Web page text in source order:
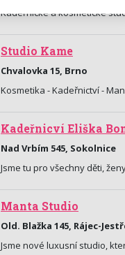
Kadeřnické a kosmetické
Studio Kame
Chvalovka 15, Brno
Kosmetika - Kadeřnictví -
Kadeřnicví Eliška
Nad Vrbím 545, Sokolnice
Jsme tu pro všechny děti,
Manta Studio
Old. Blažka 145, Rájec-
Jsme nové luxusní studio,